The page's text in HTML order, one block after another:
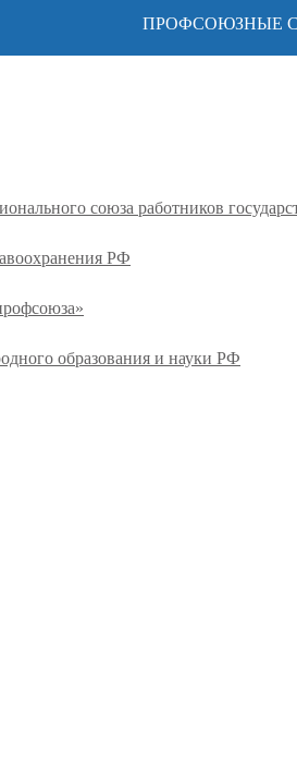
ПРОФСОЮЗНЫЕ
союза работников
РФ
образования и науки РФ